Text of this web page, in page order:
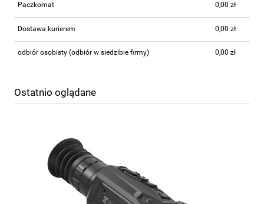
Paczkomat 0,00 zł
Dostawa kurierem 0,00 zł
odbiór osobisty (odbiór w siedzibie firmy) 0,00 zł
Ostatnio oglądane